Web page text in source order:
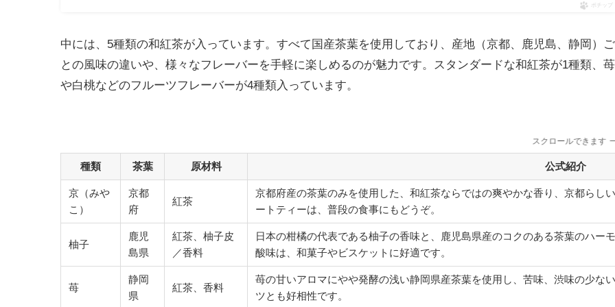
ポチップ
中には、5種類の和紅茶が入っています。すべて国産茶葉を使用しており、産地（京都、鹿児島、静岡）ご
との風味の違いや、様々なフレーバーを手軽に楽しめるのが魅力です。スタンダードな和紅茶が1種類、苺
や白桃などのフルーツフレーバーが4種類入っています。
スクロールできます
種類 茶葉 原材料 公式紹介
京（みや
こ）
京都
府
紅茶
京都府産の茶葉のみを使用した、和紅茶ならではの爽やかな香り、京都らし
ートティーは、普段の食事にもどうぞ。
柚子
鹿児
島県
紅茶、柚子皮
／香料
日本の柑橘の代表である柚子の香味と、鹿児島県産のコクのある茶葉のハー
酸味は、和菓子やビスケットに好適です。
苺
静岡
県
紅茶、香料
苺の甘いアロマにやや発酵の浅い静岡県産茶葉を使用し、苦味、渋味の少な
ツとも好相性です。